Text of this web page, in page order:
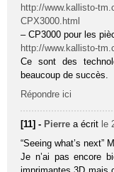
http://www.kallisto-
CPX3000.html
– CP3000 pour les
http://www.kallisto-
Ce sont des
beaucoup de succès.
Répondre ici
[11] - Pierre a écrit le
“Seeing what’s next”
Je n’ai pas encore